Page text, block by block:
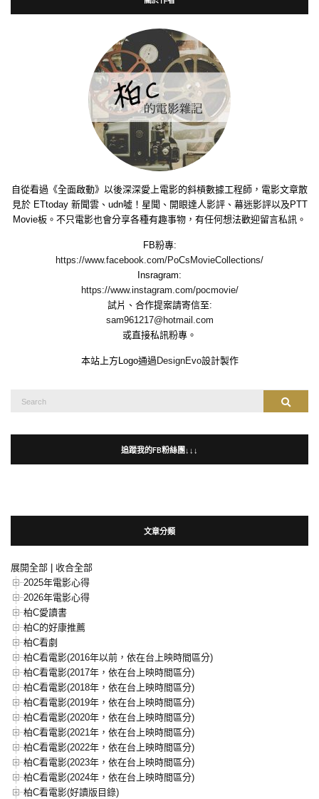
自從看過《全面啟動》以後深深愛上電影的斜槓數據工程師，電影文章散
見於 ETtoday 新聞雲、udn噓！星聞、開眼達人影評、幕迷影評以及PTT
Movie板。不只電影也會分享各種有趣事物，有任何想法歡迎留言私訊。
FB粉專:
https://www.facebook.com/PoCsMovieCollections/
Insragram:
https://www.instagram.com/pocmovie/
試片、合作提案請寄信至:
sam961217@hotmail.com
或直接私訊粉專。
本站上方Logo通過 DesignEvo設計製作
Search
追蹤我的FB粉絲團↓↓↓
文章分類
展開全部
收合全部
2025年電影心得
2026年電影心得
柏C愛讀書
柏C的好康推薦
柏C看劇
柏C看電影(2016年以前，依在台上映時間區分)
柏C看電影(2017年，依在台上映時間區分)
柏C看電影(2018年，依在台上映時間區分)
柏C看電影(2019年，依在台上映時間區分)
柏C看電影(2020年，依在台上映時間區分)
柏C看電影(2021年，依在台上映時間區分)
柏C看電影(2022年，依在台上映時間區分)
柏C看電影(2023年，依在台上映時間區分)
柏C看電影(2024年，依在台上映時間區分)
柏C看電影(好讀版目錄)